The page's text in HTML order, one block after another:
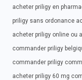
acheter priligy en
priligy sans ordonance
acheter priligy online ou
commander priligy
commander priligy
acheter priligy 60 mg